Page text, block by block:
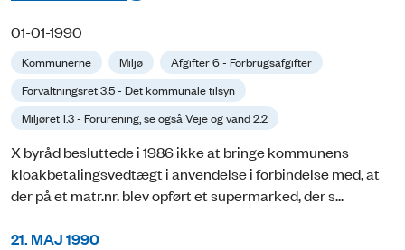
01-01-1990
Kommunerne Miljø
Afgifter 6 - Forbrugsafgifter
Forvaltningsret 3.5 - Det kommunale tilsyn
Miljøret 1.3 - Forurening, se også Veje og vand 2.2
X byråd besluttede i 1986 ikke at bringe kommunens
kloakbetalingsvedtægt i anvendelse i forbindelse med, at
der på et matr.nr. blev opført et supermarked, der s...
21. MAJ 1990